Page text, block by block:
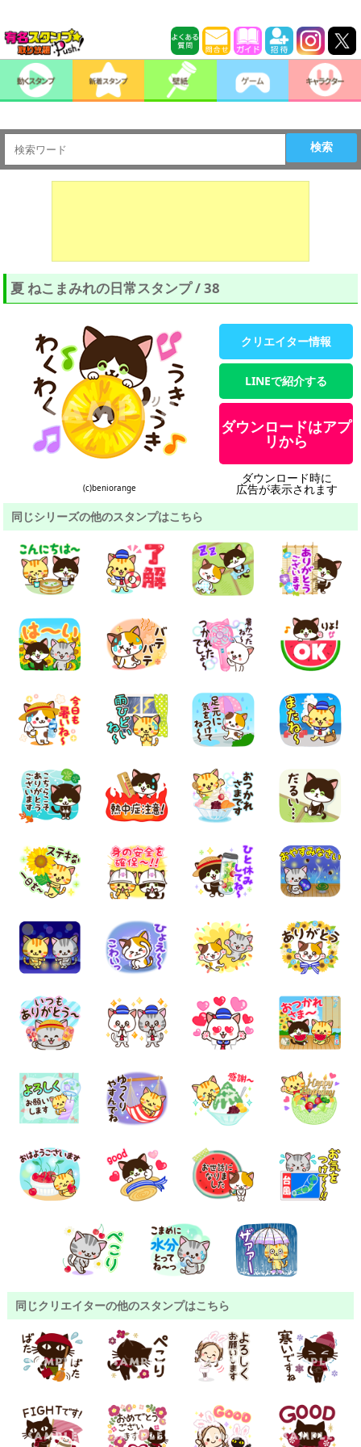
検索
夏 ねこまみれの日常スタンプ / 38
(c)beniorange
クリエイター情報
LINEで紹介する
ダウンロードはアプ
リから
ダウンロード時に
広告が表示されます
同じシリーズの他のスタンプはこちら
同じクリエイターの他のスタンプはこちら